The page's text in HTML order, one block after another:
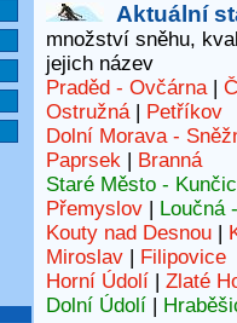
Aktuální
množství sněhu,
jejich název
Praděd - Ovčárna|
Ostružná| Petříkov
Dolní Morava -
Paprsek| Branná
Staré Město -
Přemyslov| Loučná
Kouty nad Desnou|
Miroslav| Filipovice
Horní Údolí| Zlaté
Dolní Údolí|